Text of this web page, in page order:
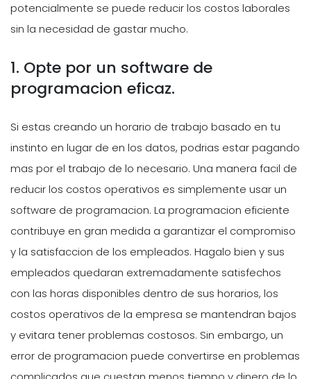
potencialmente se puede reducir los costos laborales
sin la necesidad de gastar mucho.
1. Opte por un software de
programacion eficaz.
Si estas creando un horario de trabajo basado en tu
instinto en lugar de en los datos, podrias estar pagando
mas por el trabajo de lo necesario. Una manera facil de
reducir los costos operativos es simplemente usar un
software de programacion. La programacion eficiente
contribuye en gran medida a garantizar el compromiso
y la satisfaccion de los empleados. Hagalo bien y sus
empleados quedaran extremadamente satisfechos
con las horas disponibles dentro de sus horarios, los
costos operativos de la empresa se mantendran bajos
y evitara tener problemas costosos. Sin embargo, un
error de programacion puede convertirse en problemas